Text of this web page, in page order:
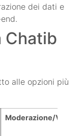
dei dati e
Chatib
alle opzioni più
Moderazione/Verifica